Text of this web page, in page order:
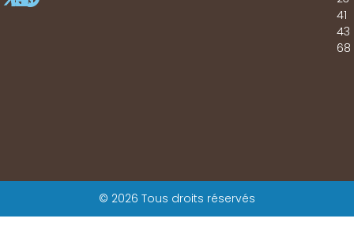
41
43
68
© 2026 Tous droits réservés